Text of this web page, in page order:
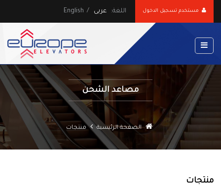
اللغة: عربى /
English
مصاعد الشحن
الصفحة الرئيسية منتجات
منتجات